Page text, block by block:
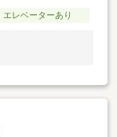
エレベーターあり